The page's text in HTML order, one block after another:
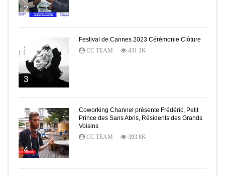
2
3
Festival de Cannes 2023 Cérémonie Clôture
CC TEAM
431.1K
4
Coworking Channel présente Frédéric, Petit
Prince des Sans Abris, Résidents des Grands
Voisins
CC TEAM
393.8K